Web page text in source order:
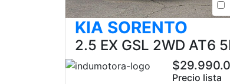
KIA SORENTO
2.5 EX GSL 2WD AT6
Precio lista